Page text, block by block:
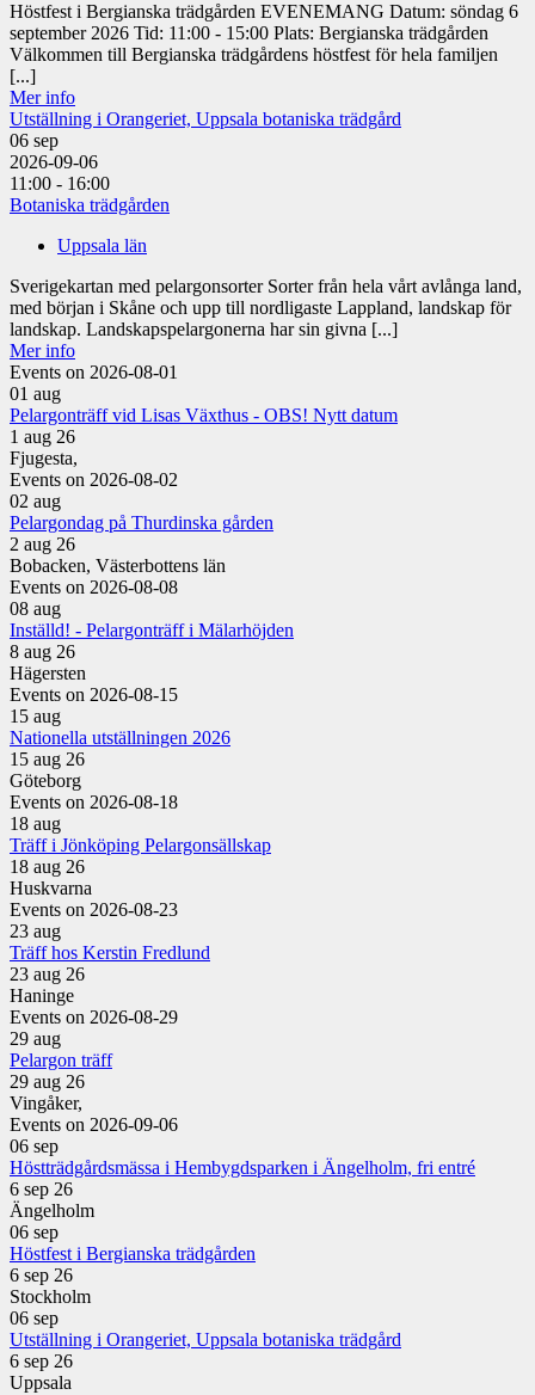
Höstfest i Bergianska trädgården EVENEMANG Datum: söndag 6
september 2026 Tid: 11:00 - 15:00 Plats: Bergianska trädgården
Välkommen till Bergianska trädgårdens höstfest för hela familjen
[...]
Mer info
Utställning i Orangeriet, Uppsala botaniska trädgård
06 sep
2026-09-06
11:00 - 16:00
Botaniska trädgården
Uppsala län
Sverigekartan med pelargonsorter Sorter från hela vårt avlånga land,
med början i Skåne och upp till nordligaste Lappland, landskap för
landskap. Landskapspelargonerna har sin givna [...]
Mer info
Events on 2026-08-01
01 aug
Pelargonträff vid Lisas Växthus - OBS! Nytt datum
1 aug 26
Fjugesta,
Events on 2026-08-02
02 aug
Pelargondag på Thurdinska gården
2 aug 26
Bobacken, Västerbottens län
Events on 2026-08-08
08 aug
Inställd! - Pelargonträff i Mälarhöjden
8 aug 26
Hägersten
Events on 2026-08-15
15 aug
Nationella utställningen 2026
15 aug 26
Göteborg
Events on 2026-08-18
18 aug
Träff i Jönköping Pelargonsällskap
18 aug 26
Huskvarna
Events on 2026-08-23
23 aug
Träff hos Kerstin Fredlund
23 aug 26
Haninge
Events on 2026-08-29
29 aug
Pelargon träff
29 aug 26
Vingåker,
Events on 2026-09-06
06 sep
Höstträdgårdsmässa i Hembygdsparken i Ängelholm, fri entré
6 sep 26
Ängelholm
06 sep
Höstfest i Bergianska trädgården
6 sep 26
Stockholm
06 sep
Utställning i Orangeriet, Uppsala botaniska trädgård
6 sep 26
Uppsala